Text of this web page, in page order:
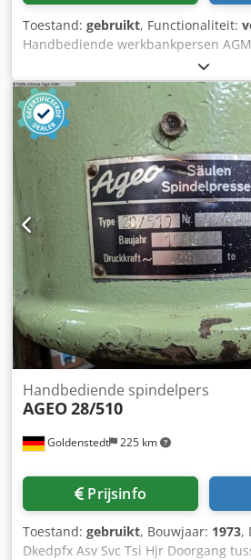
Toestand: gebruikt, Functionaliteit:
Handbediende werkbankpersen
Goldenstedt 225 km
Handbediende spindelpers
AGEO28/510
Prijsinfo
Toestand: gebruikt, Bouwjaar: 1973,
Dkedpfx Asv Svc Tsi Hjr Doorgang